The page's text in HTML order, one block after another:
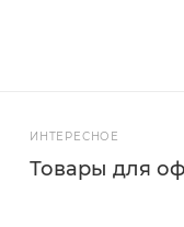
ИНТЕРЕСНОЕ
Товары для